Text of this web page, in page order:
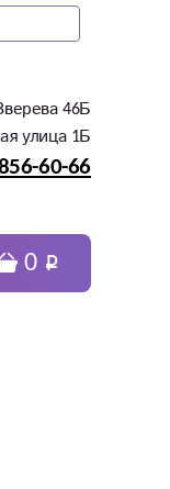
46Б
улица 1Б
60-66
0